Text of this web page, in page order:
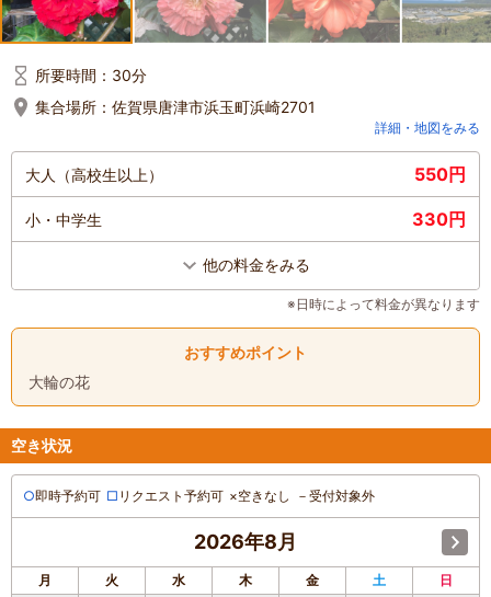
所要時間： 30分
集合場所： 佐賀県唐津市浜玉町浜崎2701
詳細・地図をみる
大人（高校生以上） 550円
小・中学生 330円
他の料金をみる
※日時によって料金が異なります
おすすめポイント
大輪の花
空き状況
○即時予約可 □ リクエスト予約可 ×空きなし － 受付対象外
2026年8月
月 火 水 木 金 土
日